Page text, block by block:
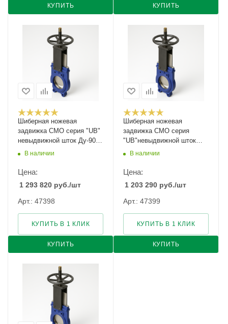
КУПИТЬ КУПИТЬ
Шиберная ножевая
задвижка CMO серия "UB"
невыдвижной шток Ду-900
Ру-2В наличии
Цена:
1 293 820 руб./шт
Арт.: 47398
КУПИТЬ
КУПИТЬ В 1 КЛИК
Шиберная ножевая
задвижка CMO серия
"UB"невыдвижной шток
Ду-300 Ру-7
В наличии
Цена:
1 203 290 руб./шт
Арт.: 47399
КУПИТЬ
КУПИТЬ В 1 КЛИК